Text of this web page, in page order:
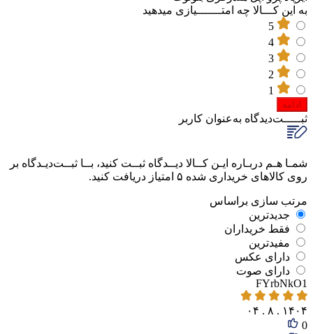
به این کـــالا چه امتـــــــیازی میدهید
ادامه
ثبـــــت‌دیدگاه به‌عنوان کاربر
شمـا هـم دربـاره ایـن کــالا دیــدگاه ثبــت کنید، بــا ثبــت‌دیـدگاه بر
روی کالاهای خریداری شده ۵ امتیاز دریافت کنید.
مرتب‌ سازی‌ بر‌اساس
جدیدترین
فقط‌ خریداران‌
مفیدترین
دارای‌ عکس
دارای‌ صوت
FYrbNkO1
۱۴۰۴ . ۸ . ۰۴
0